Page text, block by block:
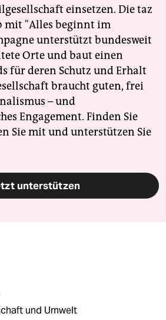
einsetzen. Die taz
mit "Alles beginnt im
unterstützt bundesweit
Orte und baut einen
für deren Schutz und Erhalt
braucht guten, frei
– und
Engagement. Finden Sie
Sie mit und unterstützen Sie
unterstützen
und Umwelt